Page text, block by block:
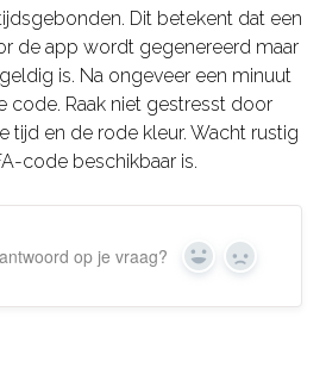
Dit betekent dat een
de app wordt gegenereerd maar
is. Na ongeveer een minuut
code. Raak niet gestresst door
tijd en de rode kleur. Wacht rustig
code beschikbaar is.
op je vraag? Yes No